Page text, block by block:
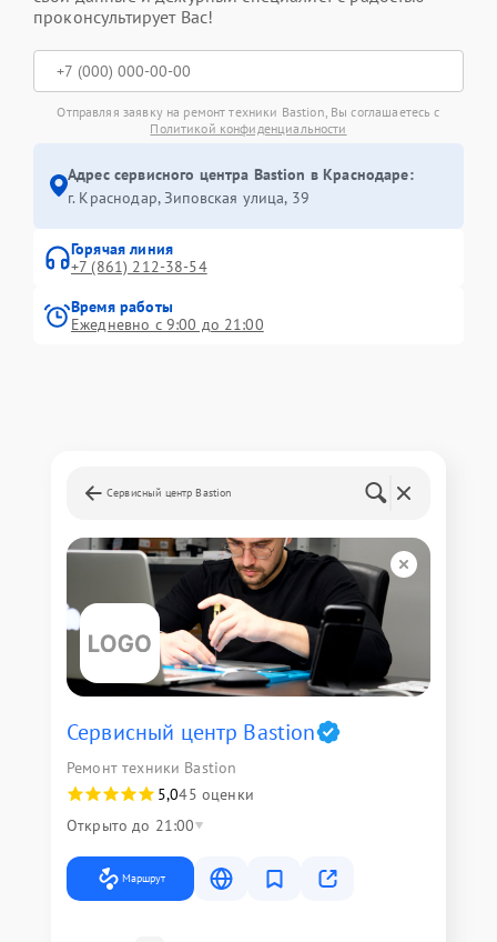
проконсультирует Вас!
Отправляя заявку на ремонт техники Bastion, Вы соглашаетесь с
Политикой конфиденциальности
Адрес сервисного центра Bastion в Краснодаре:
г. Краснодар, Зиповская улица, 39
Горячая линия
+7 (861) 212-38-54
Время работы
Ежедневно с 9:00 до 21:00
Сервисный центр Bastion
Сервисный центр Bastion
Ремонт техники Bastion
5,045 оценки
Открыто до 21:00
Маршрут